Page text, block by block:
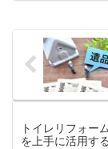
トイレリフォー
を上手に活用す